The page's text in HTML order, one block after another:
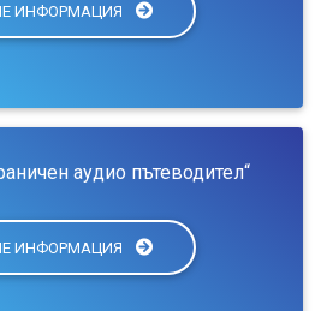
ИНФОРМАЦИЯ
аудио пътеводител“
ИНФОРМАЦИЯ